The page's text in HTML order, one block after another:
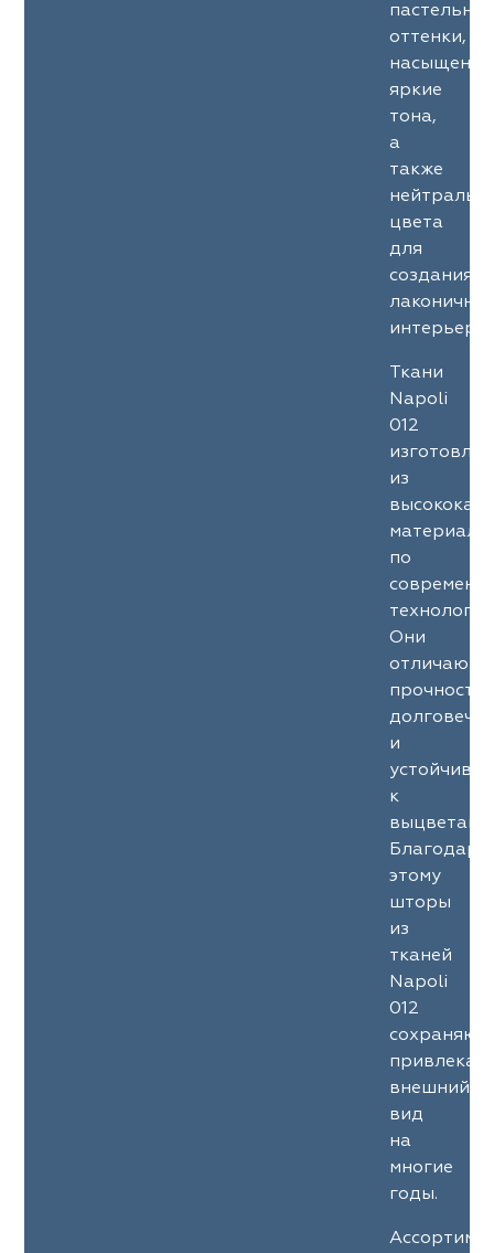
оттенки,
яркие
тона,
а
также
цвета
для
создания
Ткани
Napoli
012
из
по
Они
и
к
Благодаря
этому
шторы
из
тканей
Napoli
012
сохраняют
внешний
вид
на
многие
годы.